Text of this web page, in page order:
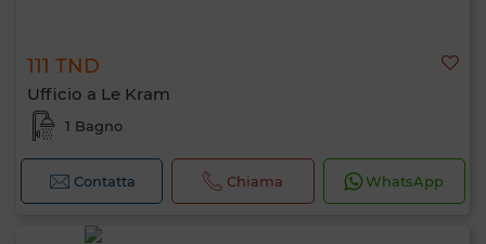
111 TND
Ufficio a Le Kram
1 Bagno
Contatta Chiama WhatsApp